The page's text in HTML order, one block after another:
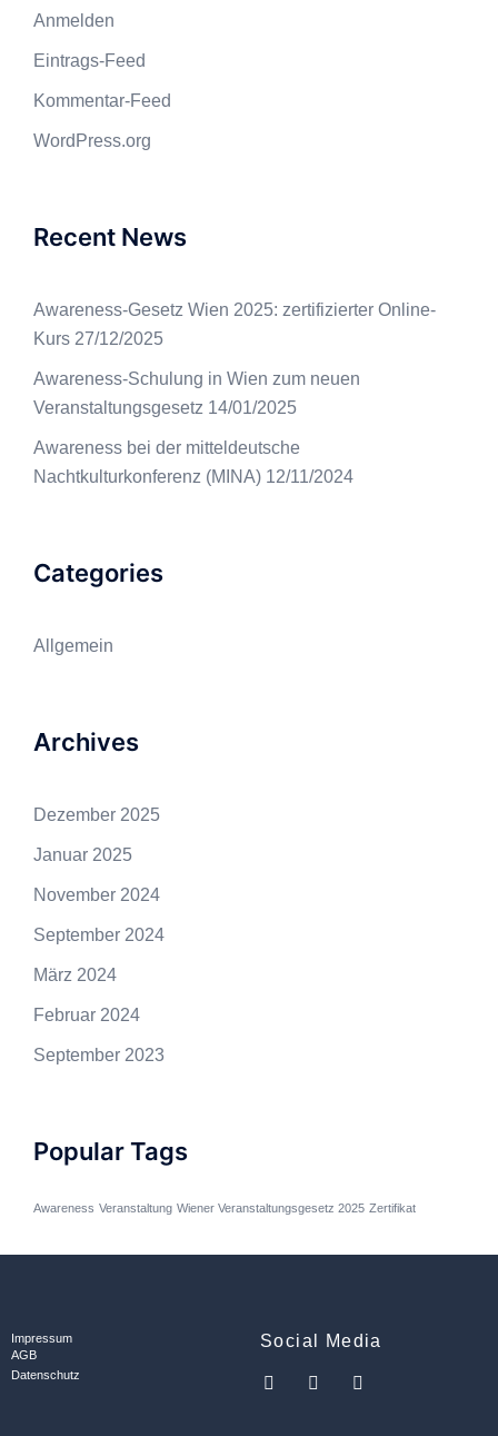
Anmelden
Eintrags-Feed
Kommentar-Feed
WordPress.org
Recent News
Awareness-Gesetz Wien 2025: zertifizierter Online-
Kurs 27/12/2025
Awareness-Schulung in Wien zum neuen
Veranstaltungsgesetz 14/01/2025
Awareness bei der mitteldeutsche
Nachtkulturkonferenz (MINA) 12/11/2024
Categories
Allgemein
Archives
Dezember 2025
Januar 2025
November 2024
September 2024
März 2024
Februar 2024
September 2023
Popular Tags
Awareness Veranstaltung Wiener Veranstaltungsgesetz 2025 Zertifikat
Impressum
AGB
Datenschutz
Social Media